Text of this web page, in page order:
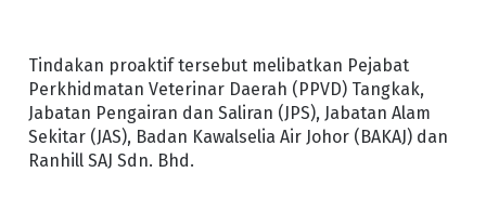
Tindakan proaktif tersebut melibatkan Pejabat
Perkhidmatan Veterinar Daerah (PPVD) Tangkak,
Jabatan Pengairan dan Saliran (JPS), Jabatan Alam
Sekitar (JAS), Badan Kawalselia Air Johor (BAKAJ) dan
Ranhill SAJ Sdn. Bhd.